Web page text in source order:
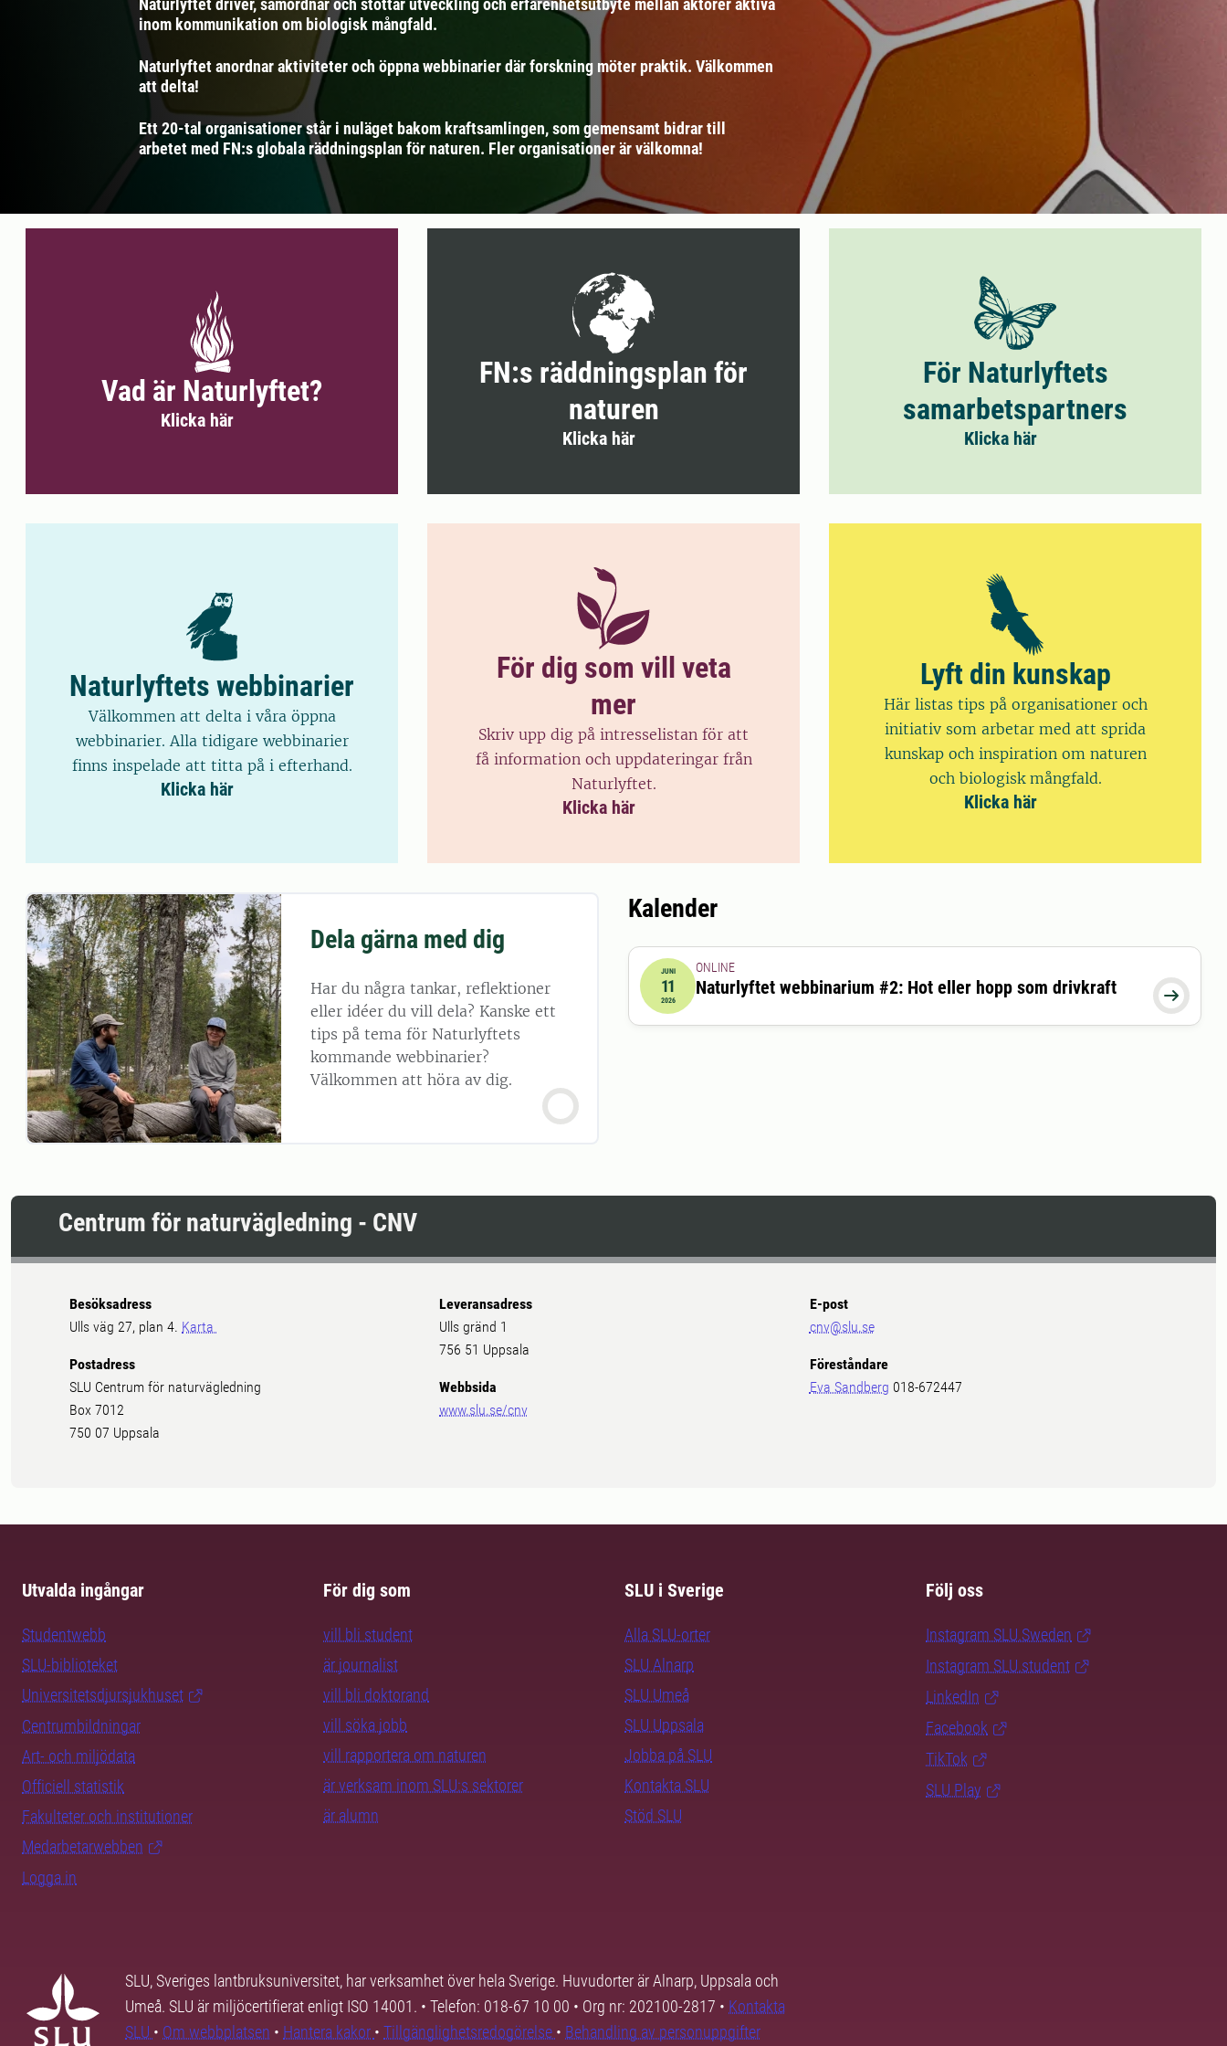
Naturlyftet driver, samordnar och stöttar utveckling och erfarenhetsutbyte mellan aktörer aktiva
inom kommunikation om biologisk mångfald.
Naturlyftet anordnar aktiviteter och öppna webbinarier där forskning möter praktik. Välkommen
att delta!
Ett 20-tal organisationer står i nuläget bakom kraftsamlingen, som gemensamt bidrar till
arbetet med FN:s globala räddningsplan för naturen. Fler organisationer är välkomna!
Vad är Naturlyftet?
Klicka här
FN:s räddningsplan för
naturen
Klicka här
För Naturlyftets
samarbetspartners
Klicka här
Naturlyftets webbinarier
Välkommen att delta i våra öppna
webbinarier. Alla tidigare webbinarier
finns inspelade att titta på i efterhand.
Klicka här
För dig som vill veta
mer
Skriv upp dig på intresselistan för att
få information och uppdateringar från
Naturlyftet.
Klicka här
Lyft din kunskap
Här listas tips på organisationer och
initiativ som arbetar med att sprida
kunskap och inspiration om naturen
och biologisk mångfald.
Klicka här
Dela gärna med dig
Har du några tankar, reflektioner
eller idéer du vill dela? Kanske ett
tips på tema för Naturlyftets
kommande webbinarier?
Välkommen att höra av dig.
Kalender
2026-06-11 08:30:00till2026-06-11 10:00:00
JUNI
11
2026 
ONLINE
Naturlyftet webbinarium #2: Hot eller hopp som drivkraft
Centrum för naturvägledning - CNV
Besöksadress
Ulls väg 27, plan 4. Karta
Postadress
SLU Centrum för naturvägledning
Box 7012
750 07 Uppsala
Leveransadress
Ulls gränd 1
756 51 Uppsala
Webbsida
www.slu.se/cnv
E-post
cnv@slu.se
Föreståndare
Eva Sandberg 018-672447
Utvalda ingångar
Studentwebb
SLU-biblioteket
Universitetsdjursjukhuset
Centrumbildningar
Art- och miljödata
Officiell statistik
Fakulteter och institutioner
Medarbetarwebben
Logga in
För dig som
vill bli student
är journalist
vill bli doktorand
vill söka jobb
vill rapportera om naturen
är verksam inom SLU:s sektorer
är alumn
SLU i Sverige
Alla SLU-orter
SLU Alnarp
SLU Umeå
SLU Uppsala
Jobba på SLU
Kontakta SLU
Stöd SLU
Följ oss
Instagram SLU.Sweden
Instagram SLU.student
LinkedIn
Facebook
TikTok
SLU Play
SLU, Sveriges lantbruksuniversitet, har verksamhet över hela Sverige. Huvudorter är Alnarp, Uppsala och
Umeå. SLU är miljöcertifierat enligt ISO 14001. • Telefon: 018-67 10 00 • Org nr: 202100-2817 • Kontakta
SLU • Om webbplatsen • Hantera kakor • Tillgänglighetsredogörelse • Behandling av personuppgifter